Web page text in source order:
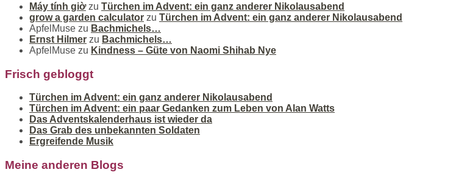
Máy tính giờzu Türchen im Advent: ein ganz anderer Nikolausabend
grow a garden calculator zu Türchen im Advent: ein ganz anderer Nikolausabend
ApfelMuse zu Bachmichels…
Ernst Hilmer zu Bachmichels…
ApfelMuse zu Kindness – Güte von Naomi Shihab Nye
Frisch gebloggt
Türchen im Advent: ein ganz anderer Nikolausabend
Türchen im Advent: ein paar Gedanken zum Leben von Alan Watts
Das Adventskalenderhaus ist wieder da
Das Grab des unbekannten Soldaten
Ergreifende Musik
Meine anderen Blogs